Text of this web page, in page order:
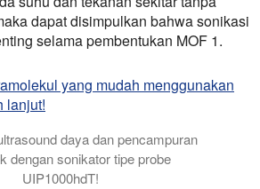
dapat disimpulkan bahwa sonikasi
selama pembentukan MOF 1.
yang mudah menggunakan
lanjut!
daya dan pencampuran
dengan sonikator tipe probe
UIP1000hdT!